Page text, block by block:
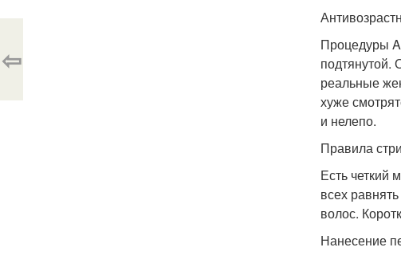
Процедуры
подтянутой.
реальные
хуже
и нелепо.
Правила
Есть четкий
всех
волос.
Нанесение
⇦